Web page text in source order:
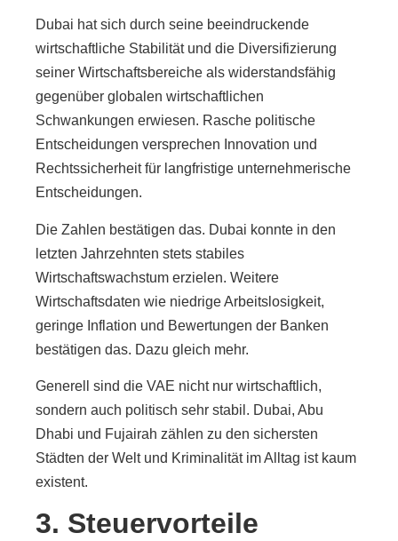
Dubai hat sich durch seine beeindruckende
wirtschaftliche Stabilität und die Diversifizierung
seiner Wirtschaftsbereiche als widerstandsfähig
gegenüber globalen wirtschaftlichen
Schwankungen erwiesen. Rasche politische
Entscheidungen versprechen Innovation und
Rechtssicherheit für langfristige unternehmerische
Entscheidungen.
Die Zahlen bestätigen das. Dubai konnte in den
letzten Jahrzehnten stets stabiles
Wirtschaftswachstum erzielen. Weitere
Wirtschaftsdaten wie niedrige Arbeitslosigkeit,
geringe Inflation und Bewertungen der Banken
bestätigen das. Dazu gleich mehr.
Generell sind die VAE nicht nur wirtschaftlich,
sondern auch politisch sehr stabil. Dubai, Abu
Dhabi und Fujairah zählen zu den sichersten
Städten der Welt und Kriminalität im Alltag ist kaum
existent.
3. Steuervorteile